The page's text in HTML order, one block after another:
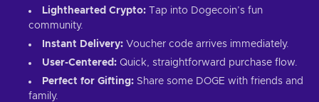
Lighthearted Crypto: Tap into Dogecoin’s fun
community.
Instant Delivery: Voucher code arrives immediately.
User-Centered: Quick, straightforward purchase flow.
Perfect for Gifting: Share some DOGE with friends and
family.